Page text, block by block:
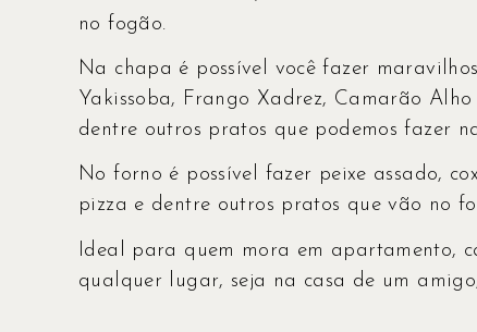
no fogão.
Na chapa é possível você fazer
Yakissoba, Frango Xadrez, Camarão
dentre outros pratos que podemos fazer
No forno é possível fazer peixe assado,
pizza e dentre outros pratos que vão no
Ideal para quem mora em apartamento,
qualquer lugar, seja na casa de um